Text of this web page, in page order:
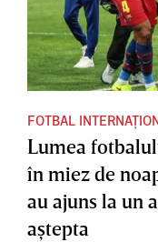
FOTBAL
Lumea
în miez de
au ajuns la un
aştepta